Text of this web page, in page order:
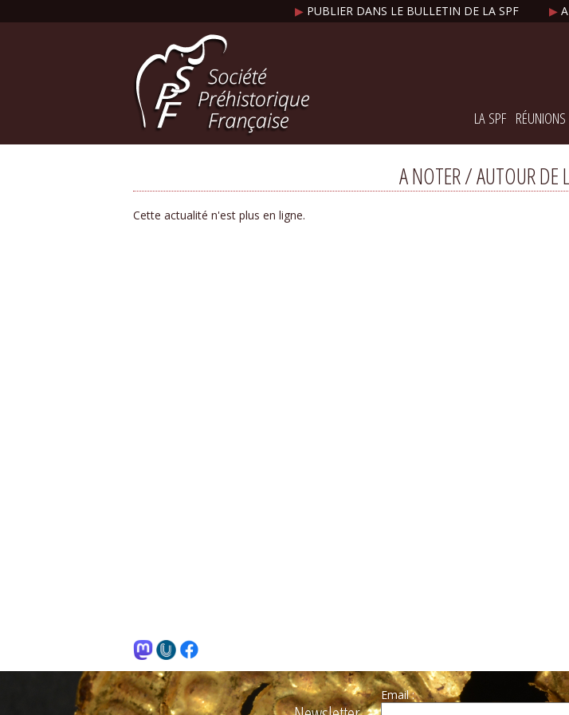
▶ PUBLIER DANS LE BULLETIN DE LA SPF ▶
LA SPF RÉUNIONS
A NOTER / AUTOUR DE
Cette actualité n'est plus en ligne.
Email :